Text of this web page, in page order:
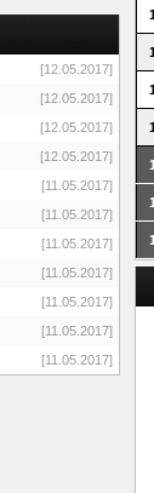
[12.05.2017]
[12.05.2017]
[12.05.2017]
[12.05.2017]
[11.05.2017]
[11.05.2017]
[11.05.2017]
[11.05.2017]
[11.05.2017]
[11.05.2017]
[11.05.2017]